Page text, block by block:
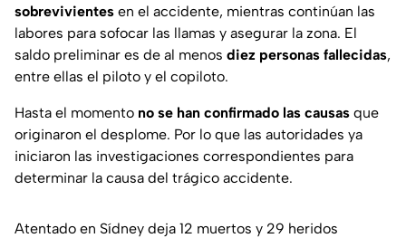
sobrevivientes en el accidente, mientras continúan las
labores para sofocar las llamas y asegurar la zona. El
saldo preliminar es de al menos diez personas fallecidas,
entre ellas el piloto y el copiloto.
Hasta el momento no se han confirmado las causas que
originaron el desplome. Por lo que las autoridades ya
iniciaron las investigaciones correspondientes para
determinar la causa del trágico accidente.
Atentado en Sídney deja 12 muertos y 29 heridos